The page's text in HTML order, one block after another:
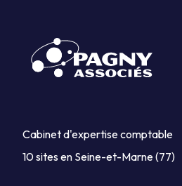
Cabinet d'expertise comptable
10 sites en Seine-et-Marne (77)